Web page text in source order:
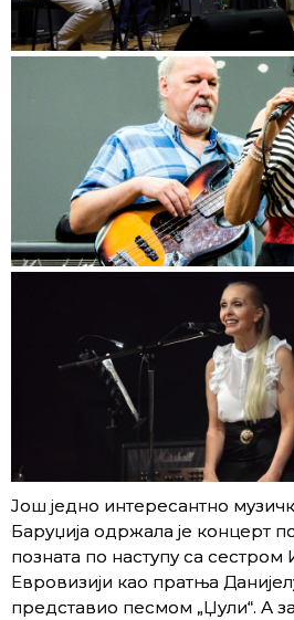
Још једно интересантно
Баруџија одржала је концерт
позната по наступу са
Евровизији као пратња
представио песмом „Џули“. А